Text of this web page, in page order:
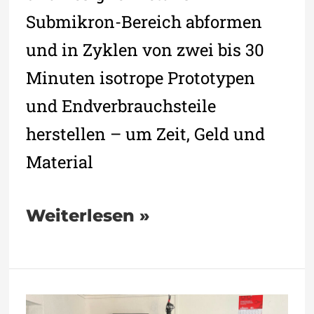
Submikron-Bereich abformen
und in Zyklen von zwei bis 30
Minuten isotrope Prototypen
und Endverbrauchsteile
herstellen – um Zeit, Geld und
Material
Weiterlesen »
BANTLE